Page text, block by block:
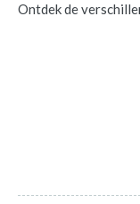
Ontdek de